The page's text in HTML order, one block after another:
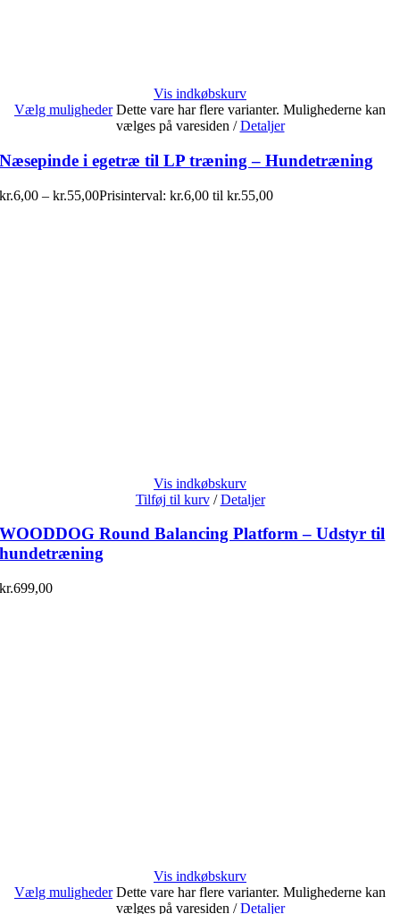
Vis indkøbskurv
Vælg muligheder Dette vare har flere varianter. Mulighederne kan
vælges på varesiden / Detaljer
Næsepinde i egetræ til LP træning – Hundetræning
kr.6,00 – kr.55,00Prisinterval: kr.6,00 til kr.55,00
Vis indkøbskurv
Tilføj til kurv / Detaljer
WOODDOG Round Balancing Platform – Udstyr til
hundetræning
kr.699,00
Vis indkøbskurv
Vælg muligheder Dette vare har flere varianter. Mulighederne kan
vælges på varesiden / Detaljer